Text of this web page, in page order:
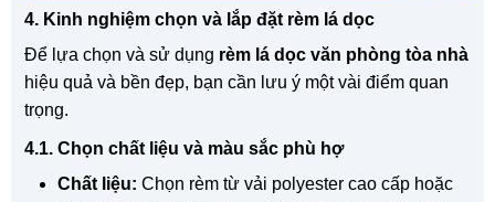
4. Kinh nghiệm chọn và lắp đặt rèm lá dọc
Để lựa chọn và sử dụng rèm lá dọc văn phòng tòa nhà
hiệu quả và bền đẹp, bạn cần lưu ý một vài điểm quan
trọng.
4.1. Chọn chất liệu và màu sắc phù hợ
Chất liệu: Chọn rèm từ vải polyester cao cấp hoặc